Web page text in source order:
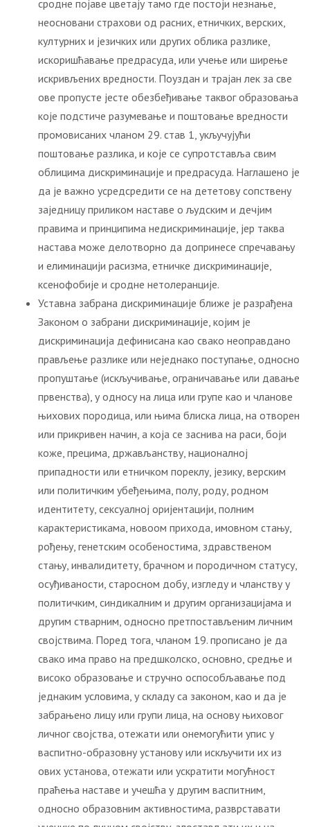
сродне појаве цветају тамо где постоји незнање,
неосновани страхови од расних, етничких, верских,
културних и језичких или других облика разлике,
искоришћавање предрасуда, или учење или ширење
искривљених вредности. Поуздан и трајан лек за све
ове пропусте јесте обезбеђивање таквог образовања
које подстиче разумевање и поштовање вредности
промовисаних чланом 29. став 1, укључујући
поштовање разлика, и које се супротставља свим
облицима дискриминације и предрасуда. Наглашено је
да је важно усредсредити се на дететову сопствену
заједницу приликом наставе о људским и дечјим
правима и принципима недискриминације, јер таква
настава може делотворно да допринесе спречавању
и елиминацији расизма, етничке дискриминације,
ксенофобије и сродне нетолеранције.
Уставна забрана дискриминације ближе је разрађена
Законом о забрани дискриминације, којим је
дискриминација дефинисана као свако неоправдано
прављење разлике или неједнако поступање, односно
пропуштање (искључивање, ограничавање или давање
првенства), у односу на лица или групе као и чланове
њихових породица, или њима блиска лица, на отворен
или прикривен начин, а која се заснива на раси, боји
коже, прецима, држављанству, националној
припадности или етничком пореклу, језику, верским
или политичким убеђењима, полу, роду, родном
идентитету, сексуалној оријентацији, полним
карактеристикама, новоом прихода, имовном стању,
рођењу, генетским особеностима, здравственом
стању, инвалидитету, брачном и породичном статусу,
осуђиваности, старосном добу, изгледу и чланству у
политичким, синдикалним и другим организацијама и
другим стварним, односно претпостављеним личним
својствима. Поред тога, чланом 19. прописано је да
свако има право на предшколско, основно, средње и
високо образовање и стручно оспособљавање под
једнаким условима, у складу са законом, као и да је
забрањено лицу или групи лица, на основу њиховог
личног својства, отежати или онемогућити упис у
васпитно-образовну установу или искључити их из
ових установа, отежати или ускратити могућност
праћења наставе и учешћа у другим васпитним,
односно образовним активностима, разврставати